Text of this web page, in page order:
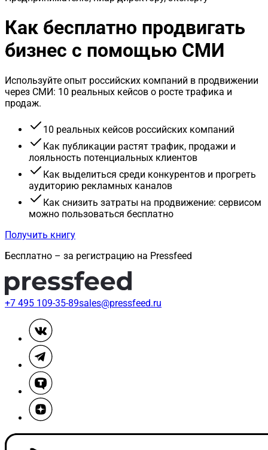
Как бесплатно продвигать
бизнес с помощью СМИ
Используйте опыт российских компаний в продвижении
через СМИ: 10 реальных кейсов о росте трафика и
продаж.
10 реальных кейсов российских компаний
Как публикации растят трафик, продажи и
лояльность потенциальных клиентов
Как выделиться среди конкурентов и прогреть
аудиторию рекламных каналов
Как снизить затраты на продвижение: сервисом
можно пользоваться бесплатно
Получить книгу
Бесплатно – за регистрацию на Pressfeed
+7 495 109-35-89sales@pressfeed.ru